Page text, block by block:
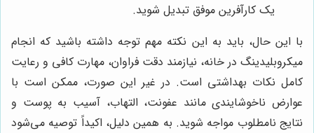
یک کارآفرین موفق تبدیل شوید.
با این حال، باید به این نکته مهم توجه داشته باشید که انجام
میکروبلیدینگ در خانه، نیازمند دقت فراوان، مهارت کافی و رعایت
کامل نکات بهداشتی است. در غیر این صورت، ممکن است با
عوارض ناخوشایندی مانند عفونت، التهاب، آسیب به پوست و
نتایج نامطلوب مواجه شوید. به همین دلیل، اکیداً توصیه می‌شود